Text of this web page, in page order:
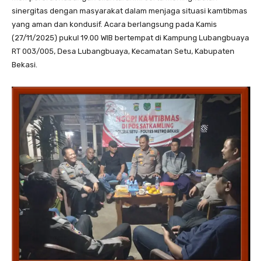
sinergitas dengan masyarakat dalam menjaga situasi kamtibmas
yang aman dan kondusif. Acara berlangsung pada Kamis
(27/11/2025) pukul 19.00 WIB bertempat di Kampung Lubangbuaya
RT 003/005, Desa Lubangbuaya, Kecamatan Setu, Kabupaten
Bekasi.